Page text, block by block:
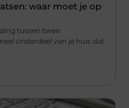
waar moet je op
tussen twee
onderdeel van je huis dat